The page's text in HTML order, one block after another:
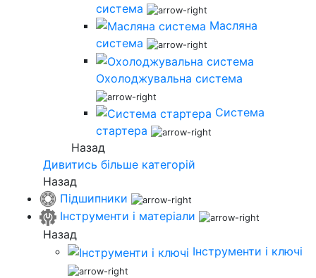
система
Масляна
система
Охолоджувальна система
Система
стартера
Назад
Дивитись більше категорій
Назад
Підшипники
Інструменти і матеріали
Назад
Інструменти і ключі